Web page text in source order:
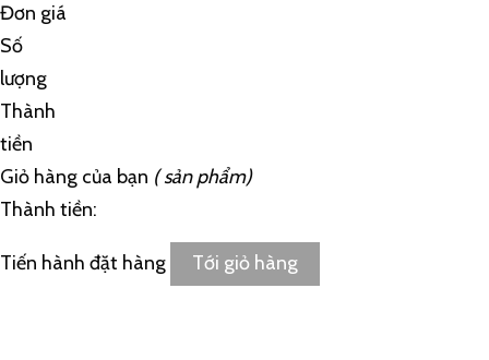
Đơn giá
Số
lượng
Thành
tiền
Giỏ hàng của bạn (sản phẩm)
Thành tiền:
Tiến hành đặt hàng Tới giỏ hàng